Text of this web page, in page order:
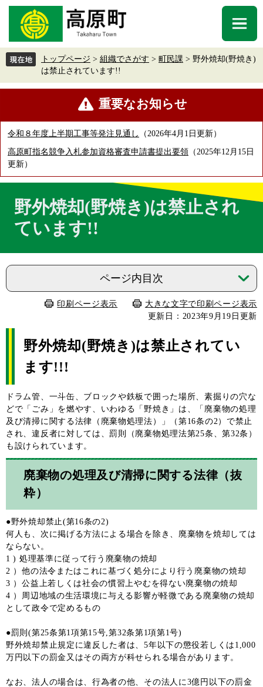
先
頭
を
飛
ニ
ュ
ー
トップページ > 組織でさがす > 町民課 > 野外焼却(野焼き)
は禁止されています!!
重要なお知らせ
令和８年度上半期工事等発注見通し 2026年4月1日更新
高原町指名競争入札参加資格審査申請書提出要領
2025年12月15日
更新
野外焼却(野焼き)は禁止され
ています!!
ページ内目次
印刷ページ表示
大きな文字で印刷ページ表示
更新日：2023年9月19日更新
野外焼却(野焼き)は禁止されてい
ます!!!
ドラム管、一斗缶、ブロックや鉄板で囲った場所、素掘りの穴な
どで「ごみ」を燃やす、いわゆる「野焼き」は、「廃棄物の処理
及び清掃に関する法律（廃棄物処理法）」（第16条の2）で禁止
され、違反者に対しては、罰則（廃棄物処理法第25条、第32条）
も設けられています。
廃棄物の処理及び清掃に関する法律（抜
粋）
●野外焼却禁止(第16条の2)
何人も、次に掲げる方法による場合を除き、廃棄物を焼却しては
ならない。
1 ) 処理基準に従って行う廃棄物の焼却
2 ）他の法令またはこれに基づく処分により行う廃棄物の焼却
3 ）公益上若しくは社会の慣習上やむを得ない廃棄物の焼却
4 ）周辺地域の生活環境に与える影響が軽微である廃棄物の焼却
として政令で定めるもの
●罰則(第25条第1項第15号,第32条第1項第1号)
野外焼却禁止規定に違反した者は、5年以下の懲役若しくは1,000
万円以下の罰金又はその両方が科せられる場合があります。
なお、法人の場合は、行為者の他、その法人に3億円以下の罰金